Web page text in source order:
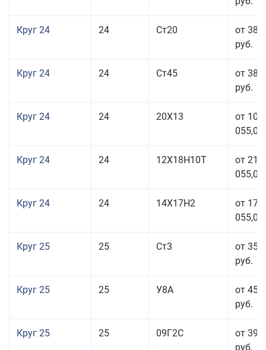
Круг 24 24 Ст20
от 38
руб.
Круг 24 24 Ст45
от 38
руб.
Круг 24 24 20Х13
от 103
055,00
Круг 24 24 12Х18Н10Т
от 211
055,00
Круг 24 24 14Х17Н2
от 178
055,00
Круг 25 25 Ст3
от 35
руб.
Круг 25 25 У8А
от 45
руб.
Круг 25 25 09Г2С
от 39
руб.